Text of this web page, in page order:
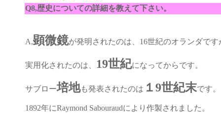
Q8,歴史についての詳細を教えて下さい。
A,顕微鏡が発明されたのは、16世紀のオランダで
実用化されたのは、 19世紀になってからです。
サブロー培地も発表されたのは １9世紀末です。
1892年にRaymond Sabouraudにより作製されました。